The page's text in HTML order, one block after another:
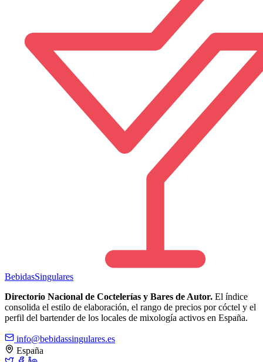
BebidasSingulares
Directorio Nacional de Coctelerías y Bares de Autor. El índice
consolida el estilo de elaboración, el rango de precios por cóctel y el
perfil del bartender de los locales de mixología activos en España.
info@bebidassingulares.es
España